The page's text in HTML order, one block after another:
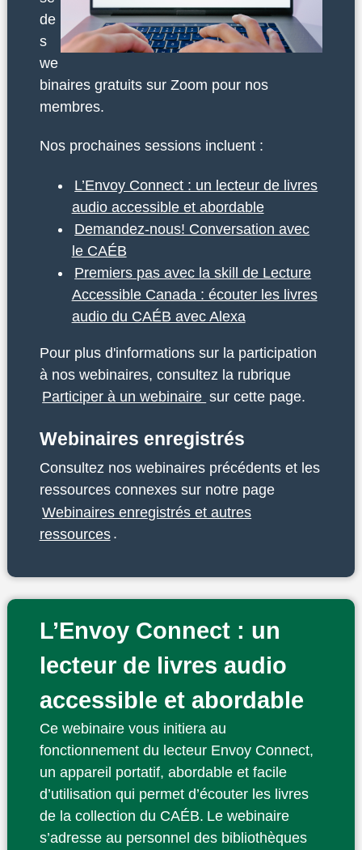
de
s
we
binaires gratuits sur Zoom pour nos
membres.
Nos prochaines sessions incluent :
L’Envoy Connect : un lecteur de livres
audio accessible et abordable
Demandez-nous! Conversation avec
le CAÉB
Premiers pas avec la skill de Lecture
Accessible Canada : écouter les livres
audio du CAÉB avec Alexa
Pour plus d'informations sur la participation
à nos webinaires, consultez la rubrique
Participer à un webinaire sur cette page.
Webinaires enregistrés
Consultez nos webinaires précédents et les
ressources connexes sur notre page
Webinaires enregistrés et autres
ressources .
L’Envoy Connect : un
lecteur de livres audio
accessible et abordable
Ce webinaire vous initiera au
fonctionnement du lecteur Envoy Connect,
un appareil portatif, abordable et facile
d’utilisation qui permet d’écouter les livres
de la collection du CAÉB. Le webinaire
s’adresse au personnel des bibliothèques